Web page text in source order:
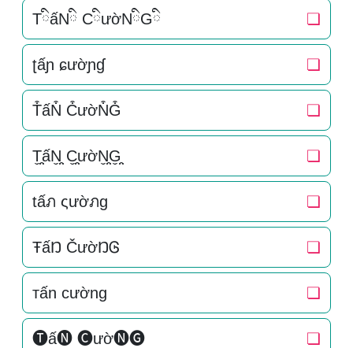
TིấNི CིườNིGི ❏
ʈấɲ ɕườɲɠ ❏
T͒ấN͒ C͒ườN͒G͒ ❏
T̬̤̯ấN̬̤̯ C̬̤̯ườN̬̤̯G̬̤̯ ❏
tấภ ςườภg ❏
ŦấŊ ČườŊᎶ ❏
тấn cường ❏
🅣ấ🅝 🅒ườ🅝🅖 ❏